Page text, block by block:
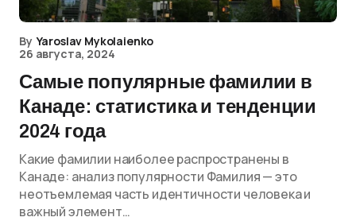
By Yaroslav Mykolaienko
26 августа, 2024
Самые популярные фамилии в
Канаде: статистика и тенденции
2024 года
Какие фамилии наиболее распространены в
Канаде: анализ популярности Фамилия — это
неотъемлемая часть идентичности человека и
важный элемент…